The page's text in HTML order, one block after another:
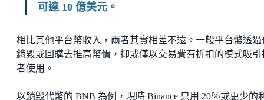
可達 10 億美元。
相比其他平台幣收入，兩者其實相差不遠。一般平台幣透過
銷毀或回購去推高幣價，抑或僅以交易費有折扣的模式吸引
者使用。
以銷毀代幣的 BNB 為例，現時 Binance 只用 20％或更少的